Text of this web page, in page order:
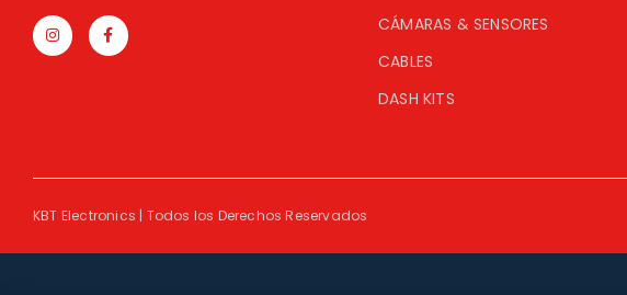
CÁMARAS & SENSORES
CABLES
DASH KITS
KBT Electronics | Todos los Derechos Reservados